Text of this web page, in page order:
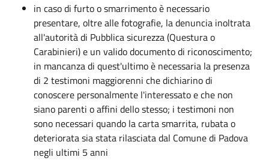
in caso di furto o smarrimento è necessario
presentare, oltre alle fotografie, la denuncia inoltrata
all'autorità di Pubblica sicurezza (Questura o
Carabinieri) e un valido documento di riconoscimento;
in mancanza di quest'ultimo è necessaria la presenza
di 2 testimoni maggiorenni che dichiarino di
conoscere personalmente l'interessato e che non
siano parenti o affini dello stesso; i testimoni non
sono necessari quando la carta smarrita, rubata o
deteriorata sia stata rilasciata dal Comune di Padova
negli ultimi 5 anni